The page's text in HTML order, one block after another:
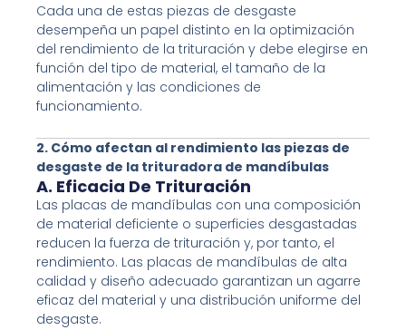
Cada una de estas piezas de desgaste
desempeña un papel distinto en la optimización
del rendimiento de la trituración y debe elegirse en
función del tipo de material, el tamaño de la
alimentación y las condiciones de
funcionamiento.
2. Cómo afectan al rendimiento las piezas de
desgaste de la trituradora de mandíbulas
A. Eficacia De Trituración
Las placas de mandíbulas con una composición
de material deficiente o superficies desgastadas
reducen la fuerza de trituración y, por tanto, el
rendimiento. Las placas de mandíbulas de alta
calidad y diseño adecuado garantizan un agarre
eficaz del material y una distribución uniforme del
desgaste.